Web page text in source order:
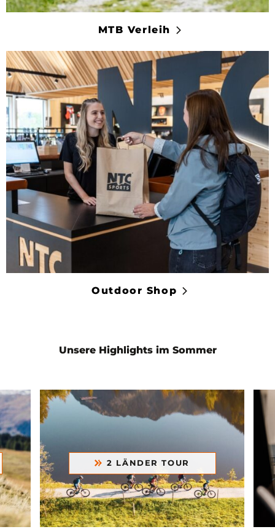
MTB Verleih
Outdoor Shop
Unsere Highlights im Sommer
2 LÄNDER TOUR